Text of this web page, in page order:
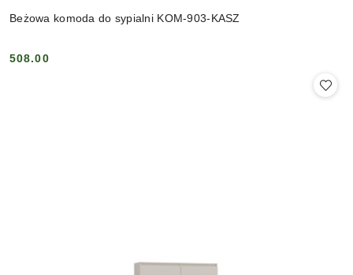
Beżowa komoda do sypialni KOM-903-KASZ
Cena:
508.00